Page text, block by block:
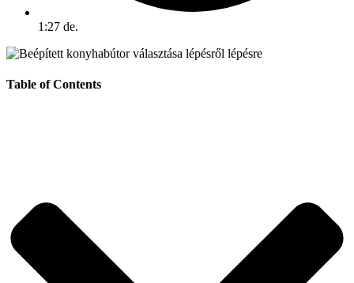
1:27 de.
Table of Contents